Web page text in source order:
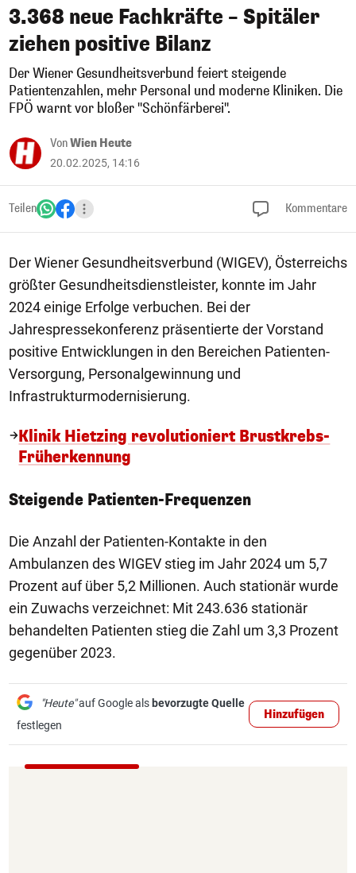
3.368 neue Fachkräfte – Spitäler
ziehen positive Bilanz
Der Wiener Gesundheitsverbund feiert steigende
Patientenzahlen, mehr Personal und moderne Kliniken. Die
FPÖ warnt vor bloßer "Schönfärberei".
VonWien Heute
20.02.2025, 14:16
Teilen Kommentare
Der Wiener Gesundheitsverbund (WIGEV), Österreichs
größter Gesundheitsdienstleister, konnte im Jahr
2024 einige Erfolge verbuchen. Bei der
Jahrespressekonferenz präsentierte der Vorstand
positive Entwicklungen in den Bereichen Patienten-
Versorgung, Personalgewinnung und
Infrastrukturmodernisierung.
Klinik Hietzing revolutioniert Brustkrebs-
Früherkennung
Steigende Patienten-Frequenzen
Die Anzahl der Patienten-Kontakte in den
Ambulanzen des WIGEV stieg im Jahr 2024 um 5,7
Prozent auf über 5,2 Millionen. Auch stationär wurde
ein Zuwachs verzeichnet: Mit 243.636 stationär
behandelten Patienten stieg die Zahl um 3,3 Prozent
gegenüber 2023.
"Heute"auf Google als bevorzugte Quelle
festlegen
Hinzufügen